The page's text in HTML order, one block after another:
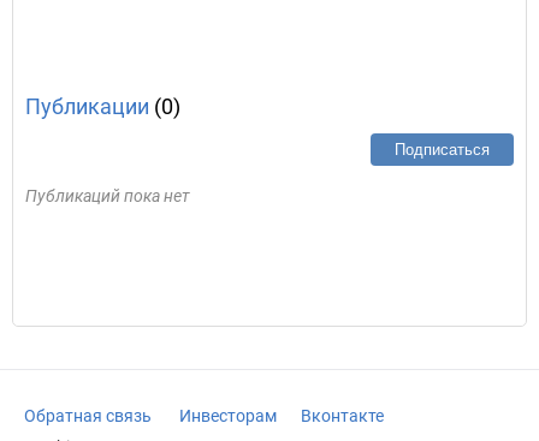
Публикации (0)
Подписаться
Публикаций пока нет
Обратная связь Инвесторам
Вконтакте